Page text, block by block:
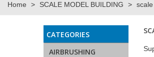
Home > SCALE MODEL BUILDING >
CATEGORIES
AIRBRUSHING